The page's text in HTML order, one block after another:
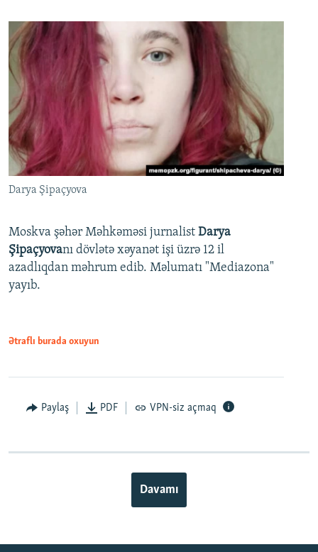
Darya Şipaçyova
Moskva şəhər Məhkəməsi jurnalist Darya
Şipaçyovanı dövlətə xəyanət işi üzrə 12 il
azadlıqdan məhrum edib. Məlumatı "Mediazona"
yayıb.
Ətraflı burada oxuyun
Paylaş PDF VPN-siz açmaq
Davamı